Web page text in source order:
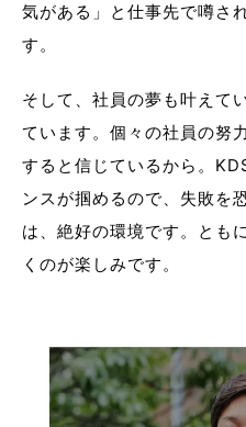
気がある」と仕事先で噂さ
す。
そして、社員の夢も叶えて
ています。個々の社員の努
すると信じているから。
ンスが掴めるので、失敗を
は、絶好の環境です。とも
くのが楽しみです。